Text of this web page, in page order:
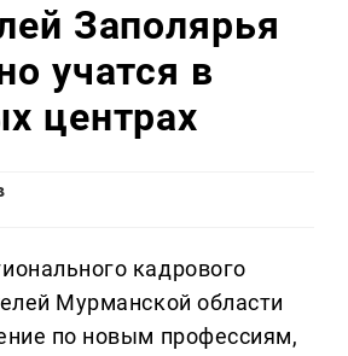
Заполярья
учатся в
центрах
кадрового
Мурманской области
по новым профессиям,